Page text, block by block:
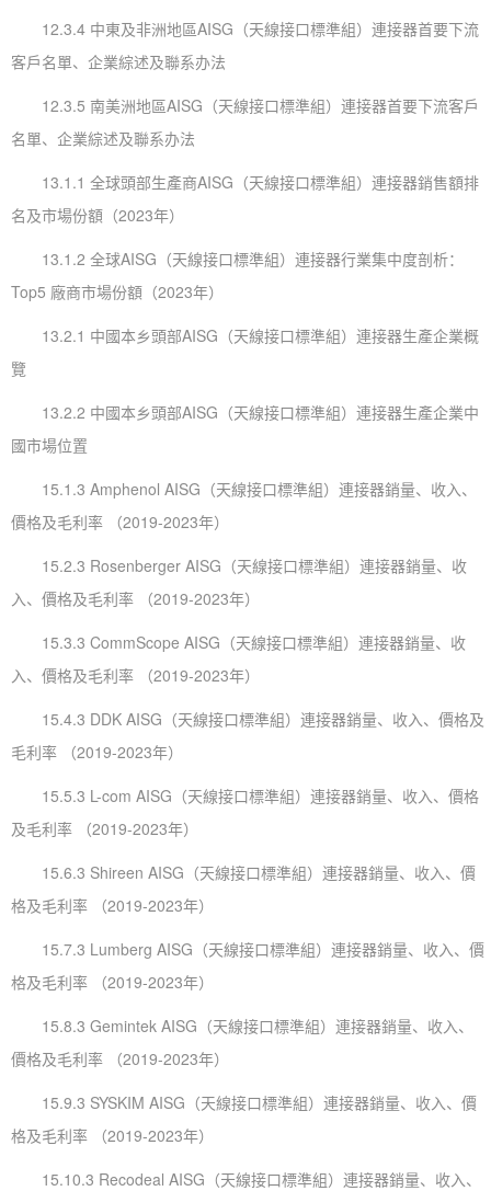
12.3.4 中東及非洲地區AISG（天線接口標準組）連接器首要下流
客戶名單、企業綜述及聯系办法
12.3.5 南美洲地區AISG（天線接口標準組）連接器首要下流客戶
名單、企業綜述及聯系办法
13.1.1 全球頭部生產商AISG（天線接口標準組）連接器銷售額排
名及市場份額（2023年）
13.1.2 全球AISG（天線接口標準組）連接器行業集中度剖析：
Top5 廠商市場份額（2023年）
13.2.1 中國本乡頭部AISG（天線接口標準組）連接器生產企業概
覽
13.2.2 中國本乡頭部AISG（天線接口標準組）連接器生產企業中
國市場位置
15.1.3 Amphenol AISG（天線接口標準組）連接器銷量、收入、
價格及毛利率 （2019-2023年）
15.2.3 Rosenberger AISG（天線接口標準組）連接器銷量、收
入、價格及毛利率 （2019-2023年）
15.3.3 CommScope AISG（天線接口標準組）連接器銷量、收
入、價格及毛利率 （2019-2023年）
15.4.3 DDK AISG（天線接口標準組）連接器銷量、收入、價格及
毛利率 （2019-2023年）
15.5.3 L-com AISG（天線接口標準組）連接器銷量、收入、價格
及毛利率 （2019-2023年）
15.6.3 Shireen AISG（天線接口標準組）連接器銷量、收入、價
格及毛利率 （2019-2023年）
15.7.3 Lumberg AISG（天線接口標準組）連接器銷量、收入、價
格及毛利率 （2019-2023年）
15.8.3 Gemintek AISG（天線接口標準組）連接器銷量、收入、
價格及毛利率 （2019-2023年）
15.9.3 SYSKIM AISG（天線接口標準組）連接器銷量、收入、價
格及毛利率 （2019-2023年）
15.10.3 Recodeal AISG（天線接口標準組）連接器銷量、收入、